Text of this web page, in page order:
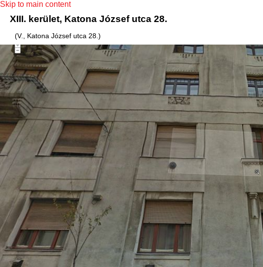
Skip to main content
XIII. kerület, Katona József utca 28.
(V., Katona József utca 28.)